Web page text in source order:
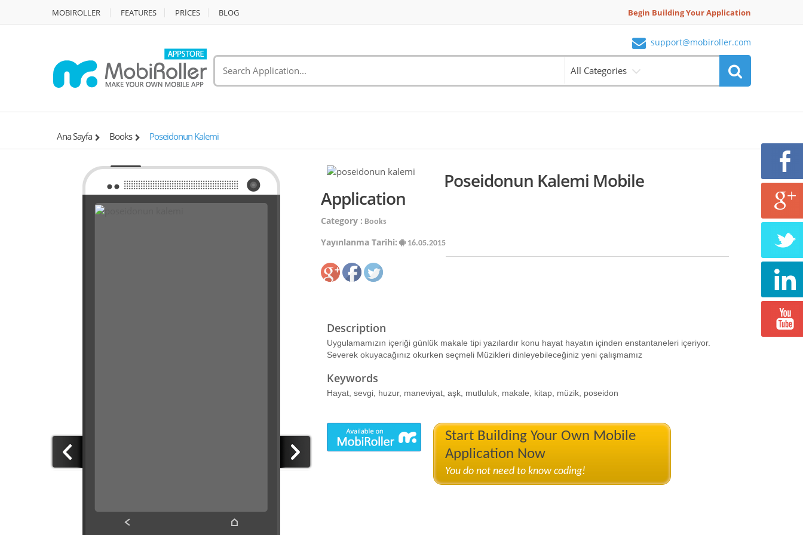
MOBIROLLER FEATURES PRİCES BLOG Begin Building Your Application
support@mobiroller.com
All Categories
Ana Sayfa Books Poseidonun Kalemi
Poseidonun Kalemi Mobile
Application
Category : Books
Yayınlanma Tarihi: 16.05.2015
Description
Uygulamamızın içeriği günlük makale tipi yazılardır konu hayat hayatın içinden enstantaneleri içeriyor.
Severek okuyacağınız okurken seçmeli Müzikleri dinleyebileceğiniz yeni çalışmamız
Keywords
Hayat, sevgi, huzur, maneviyat, aşk, mutluluk, makale, kitap, müzik, poseidon
Start Building Your Own Mobile
Application Now
You do not need to know coding!